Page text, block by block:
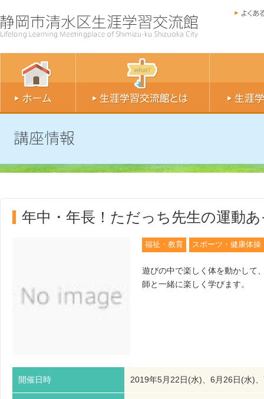
年中・年長！ただっち先生の運動
福祉・教育 スポーツ・健康体操
遊びの中で楽しく体を動かして
師と一緒に楽しく学びます。
開催日時 2019年5月22日(水)、6月26日(水)